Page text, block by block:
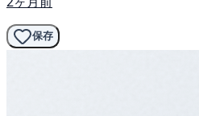
保存